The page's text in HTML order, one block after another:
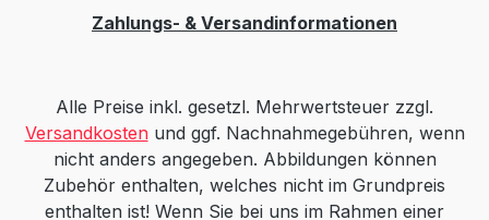
Zahlungs- & Versandinformationen
Alle Preise inkl. gesetzl. Mehrwertsteuer zzgl.
Versandkostenund ggf. Nachnahmegebühren, wenn
nicht anders angegeben. Abbildungen können
Zubehör enthalten, welches nicht im Grundpreis
enthalten ist! Wenn Sie bei uns im Rahmen einer